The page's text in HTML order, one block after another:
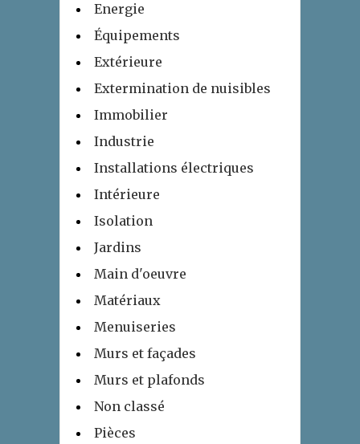
Energie
Équipements
Extérieure
Extermination de nuisibles
Immobilier
Industrie
Installations électriques
Intérieure
Isolation
Jardins
Main d'oeuvre
Matériaux
Menuiseries
Murs et façades
Murs et plafonds
Non classé
Pièces